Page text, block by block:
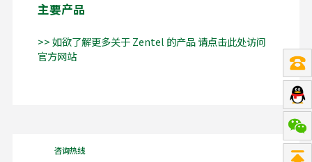
主要产品
>> 如欲了解更多关于 Zentel 的产品 请点击此处访问
官方网站
咨询热线